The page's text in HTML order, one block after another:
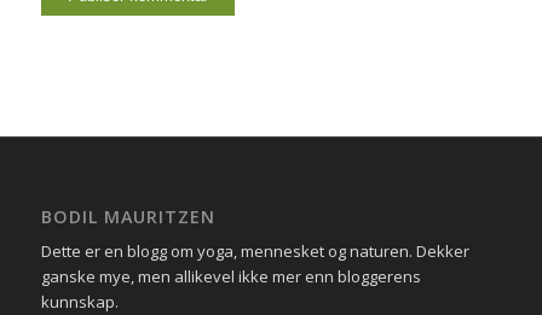
BODIL MAURITZEN
Dette er en blogg om yoga, mennesket og naturen. Dekker
ganske mye, men allikevel ikke mer enn bloggerens
kunnskap.